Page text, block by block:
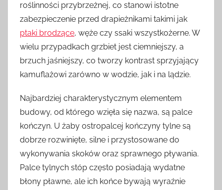
roślinności przybrzeżnej, co stanowi istotne
zabezpieczenie przed drapieżnikami takimi jak
ptaki brodzące, węże czy ssaki wszystkożerne. W
wielu przypadkach grzbiet jest ciemniejszy, a
brzuch jaśniejszy, co tworzy kontrast sprzyjający
kamuflażowi zarówno w wodzie, jak i na lądzie.
Najbardziej charakterystycznym elementem
budowy, od którego wzięła się nazwa, są palce
kończyn. U żaby ostropalcej kończyny tylne są
dobrze rozwinięte, silne i przystosowane do
wykonywania skoków oraz sprawnego pływania.
Palce tylnych stóp często posiadają wydatne
błony pławne, ale ich końce bywają wyraźnie